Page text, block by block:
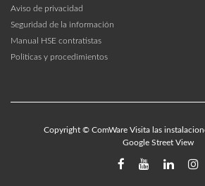
Aviso de privacidad
Seguridad de la información
Manual HSE contratistas
Politicas y procedimientos
Copyright © ComWareVisita las
Google Street View